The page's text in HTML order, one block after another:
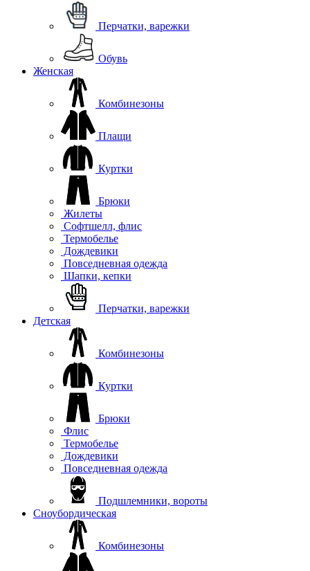
Перчатки, варежки
Обувь
Женская
Комбинезоны
Плащи
Куртки
Брюки
Жилеты
Софтшелл, флис
Термобелье
Дождевики
Повседневная одежда
Шапки, кепки
Перчатки, варежки
Детская
Комбинезоны
Куртки
Брюки
Флис
Термобелье
Дождевики
Повседневная одежда
Подшлемники, вороты
Сноубордическая
Комбинезоны